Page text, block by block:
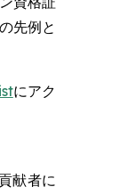
先例と
にアク
献者に